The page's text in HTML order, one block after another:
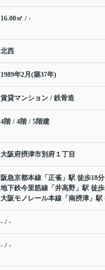
16.00㎡ / -
北西
1989年2月(築37年)
賃貸マンション / 鉄骨造
4階 / 4階 / 5階建
大阪府摂津市別府 １丁目
阪急京都本線 「 正雀 」駅 徒歩18分
地下鉄今里筋線 「 井高野 」駅 徒
大阪モノレール本線 「 南摂津 」
- / -
- / -